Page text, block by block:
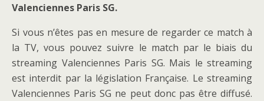
Valenciennes Paris SG.
Si vous n’êtes pas en mesure de regarder ce match à
la TV, vous pouvez suivre le match par le biais du
streaming Valenciennes Paris SG. Mais le streaming
est interdit par la législation Française. Le streaming
Valenciennes Paris SG ne peut donc pas être diffusé.